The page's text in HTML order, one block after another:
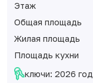
Этаж
Общая площадь
Жилая площадь
Площадь кухни
ключи: 2026 год